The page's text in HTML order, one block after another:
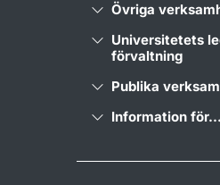
Övriga
Universitetets
förvaltning
Publika
Information för...